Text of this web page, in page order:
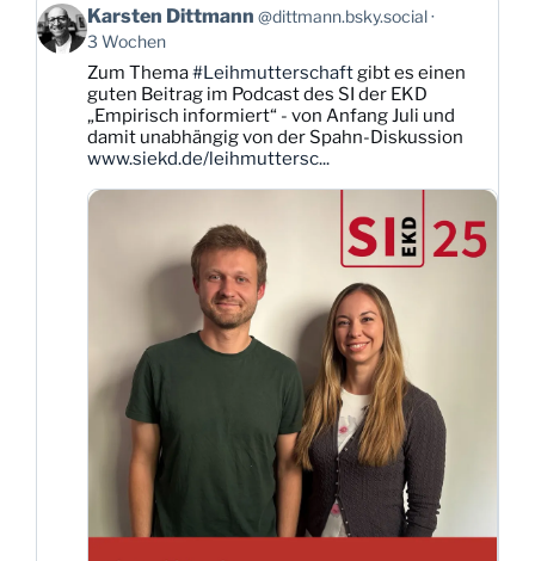
Beitrag
von
Karsten
Dittmann
Bluesky
ansehen
Karsten Dittmann @dittmann.bsky.social
3 Wochen
Zum Thema#Leihmutterschaftgibt es einen
guten Beitrag im Podcast des SI der EKD
„Empirisch informiert“ - von Anfang Juli und
damit unabhängig von der Spahn-Diskussion
www.siekd.de/leihmuttersc...